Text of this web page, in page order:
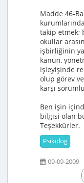
Madde 46-
takip etmek;
okullar
işbirliğinin
kanun,
işleyişinde
olup görev
karşı
Ben işin
bilgisi olan
Teşekkürler.
Psikolog
09-09-2009